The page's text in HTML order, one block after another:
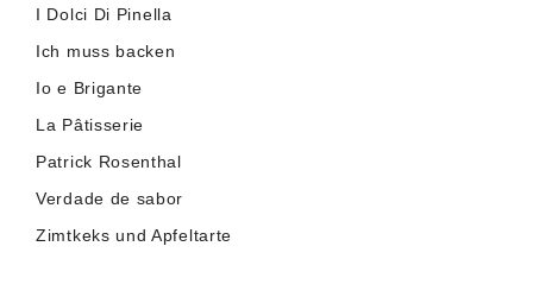
I Dolci Di Pinella
Ich muss backen
Io e Brigante
La Pâtisserie
Patrick Rosenthal
Verdade de sabor
Zimtkeks und Apfeltarte